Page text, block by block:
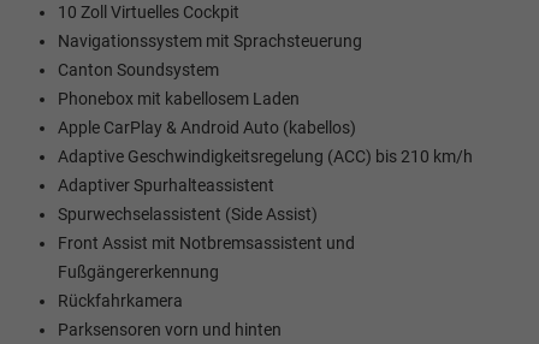
10 Zoll Virtuelles Cockpit
Navigationssystem mit Sprachsteuerung
Canton Soundsystem
Phonebox mit kabellosem Laden
Apple CarPlay & Android Auto (kabellos)
Adaptive Geschwindigkeitsregelung (ACC) bis 210 km/h
Adaptiver Spurhalteassistent
Spurwechselassistent (Side Assist)
Front Assist mit Notbremsassistent und
Fußgängererkennung
Rückfahrkamera
Parksensoren vorn und hinten